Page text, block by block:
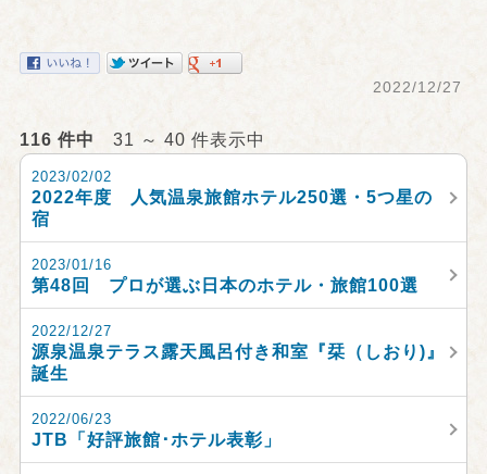
2022/12/27
116 件中 31 ～ 40 件表示中
2023/02/02
2022年度 人気温泉旅館ホテル250選・5つ星の
宿
2023/01/16
第48回 プロが選ぶ日本のホテル・旅館100選
2022/12/27
源泉温泉テラス露天風呂付き和室『栞（しおり)』
誕生
2022/06/23
JTB「好評旅館･ホテル表彰」